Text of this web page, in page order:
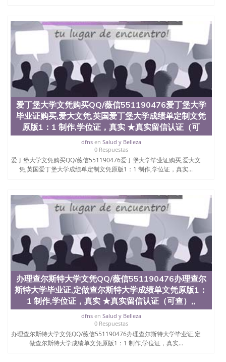
University）圣何塞州立大学毕业证（San Jose State
University）圣何塞州立大学成绩单（San Jose State
University）圣何塞州立大学成绩单（ San Jose State
University）圣何塞州立大学成绩单（San Jose State
University）成绩单圣何塞州立大学文凭（San Jose
State University）圣何塞州立大学（San Jose State
University）圣何塞州立大学（San Jose State
University）圣何塞州立大学（ San Jose State
University）圣何塞州立大学（San Jose State
University）圣何塞州立大学文凭（San Jose State
University）圣何塞州立大学文凭（San Jose State
University）文凭圣何塞州立大学文凭（San Jose
State University）圣何塞州立大学学历（ San Jose
State University）圣何塞州立大学学历（San Jose
State University）圣何塞州立大学学历（San Jose
State University）圣 塞州立大学学历（San Jose
State University）圣何塞州立大学（San Jose State
University）圣何塞州立大学（San Jose State
University）圣何塞州立大学（San Jose State
University）圣何塞州立大学学位证（San Jose State
University）圣何塞州立大学学位证（San Jose State
University）圣何塞州立大学学位证（San Jose State
University）圣何塞州立大学（San Jose State
University）圣何塞州立大学（San Jose State
University）圣何塞州立大学（San Jose State
University）圣何塞州立大学（San Jose State
University）圣何塞州立大学学位证（San Jose State
University）圣何塞州立大学学位证（San Jose State
University）圣何塞州立大学结业证（San Jose State
University）圣何塞州立大学结业证（San Jose State
University）圣何塞州立大学结业证（San Jose State
University）圣何塞州立大学学位证（San Jose State
University）圣何塞州立大学学位证（San Jose State
University）圣何塞州立大学学历证书（San Jose
爱丁堡大学文凭购买QQ/薇信551190476爱丁堡大学
毕业证购买,爱大文凭,英国爱丁堡大学成绩单定制文凭
原版1：1 制作,学位证，真实 ★真实留信认证（可
dfnsen Salud y Belleza
0 Respuestas
爱丁堡大学文凭购买QQ/薇信551190476爱丁堡大学毕业证购买,爱大文
凭,英国爱丁堡大学成绩单定制文凭原版1：1 制作,学位证，真实...
办理查尔斯特大学文凭QQ/薇信551190476办理查尔
斯特大学毕业证,定做查尔斯特大学成绩单文凭原版1：
1 制作,学位证，真实 ★真实留信认证（可查）,,
dfnsen Salud y Belleza
0 Respuestas
办理查尔斯特大学文凭QQ/薇信551190476办理查尔斯特大学毕业证,定
做查尔斯特大学成绩单文凭原版1：1 制作,学位证，真实...